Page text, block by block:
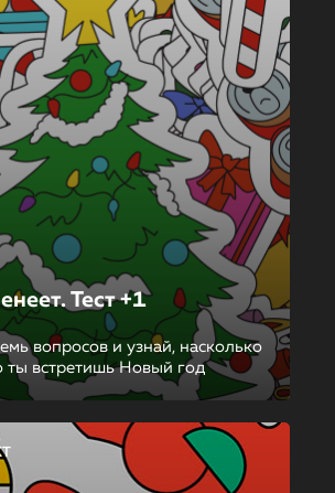
Тест +1
вопросов и узнай, насколько
ты встретишь Новый год